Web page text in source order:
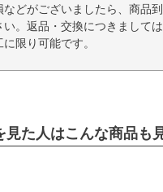
などがございましたら、商品
い。返品・交換につきまして
限り可能です。
見た人はこんな商品も